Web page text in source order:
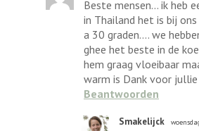
Beste mensen... ik heb
in Thailand het is bij
a 30 graden.... we
ghee het beste in de
hem graag vloeibaar
warm is Dank voor
Beantwoorden
Smakelijck